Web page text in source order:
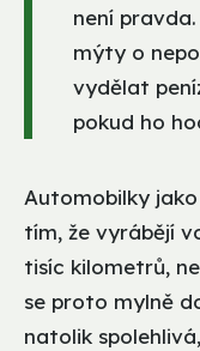
není
mýty o
vydělat
pokud ho
Automobilky
tím, že vyrábějí
tisíc kilometrů,
se proto mylně
natolik